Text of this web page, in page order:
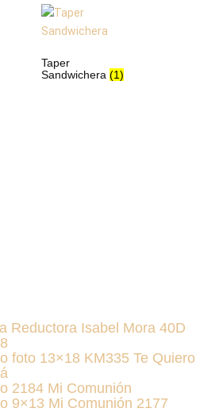
Taper
Sandwichera (1)
Reductora Isabel Mora 40D
foto 13×18 KM335 Te Quiero
2184 Mi Comunión
9×13 Mi Comunión 2177